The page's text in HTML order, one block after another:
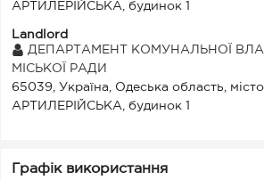
АРТИЛЕРІЙСЬКА, будинок 1
Landlord
ДЕПАРТАМЕНТ КОМУНАЛЬНОЇ
МІСЬКОЇ РАДИ
65039, Україна, Одеська область,
АРТИЛЕРІЙСЬКА, будинок 1
Графік використання